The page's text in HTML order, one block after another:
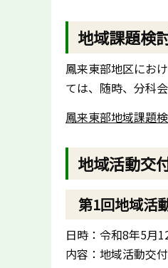
地域課題検
鳳来東部地区にお
ては、随時、分科
鳳来東部地域課題
地域活動交
第1回地域活
日時：令和8年5月
内容：地域活動交